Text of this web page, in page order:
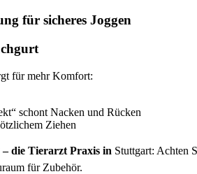
für sicheres Joggen
für mehr Komfort:
schont Nacken und Rücken
Ziehen
die Tierarzt Praxis in Stuttgart: Achten
für Zubehör.